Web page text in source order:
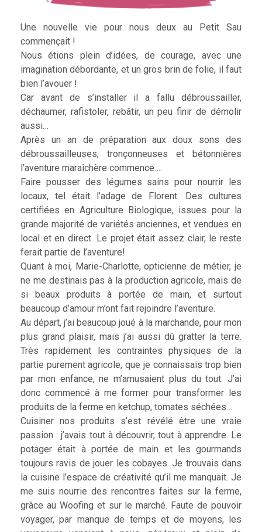
Une nouvelle vie pour nous deux au Petit Sau
commençait !
Nous étions plein d’idées, de courage, avec une
imagination débordante, et un gros brin de folie, il faut
bien l’avouer !
Car avant de s’installer il a fallu débroussailler,
déchaumer, rafistoler, rebâtir, un peu finir de démolir
aussi…
Après un an de préparation aux doux sons des
débroussailleuses, tronçonneuses et bétonnières
l’aventure maraîchère commence….
Faire pousser des légumes sains pour nourrir les
locaux, tel était l’adage de Florent. Des cultures
certifiées en Agriculture Biologique, issues pour la
grande majorité de variétés anciennes, et vendues en
local et en direct. Le projet était assez clair, le reste
ferait partie de l’aventure!
Quant à moi, Marie-Charlotte, opticienne de métier, je
ne me destinais pas à la production agricole, mais de
si beaux produits à portée de main, et surtout
beaucoup d’amour m’ont fait rejoindre l’aventure.
Au départ, j’ai beaucoup joué à la marchande, pour mon
plus grand plaisir, mais j’ai aussi dû gratter la terre.
Très rapidement les contraintes physiques de la
partie purement agricole, que je connaissais trop bien
par mon enfance, ne m’amusaient plus du tout. J’ai
donc commencé à me former pour transformer les
produits de la ferme en ketchup, tomates séchées…
Cuisiner nos produits s’est révélé être une vraie
passion : j’avais tout à découvrir, tout à apprendre. Le
potager était à portée de main et les gourmands
toujours ravis de jouer les cobayes. Je trouvais dans
la cuisine l’espace de créativité qu’il me manquait. Je
me suis nourrie des rencontres faites sur la ferme,
grâce au Woofing et sur le marché. Faute de pouvoir
voyager, par manque de temps et de moyens, les